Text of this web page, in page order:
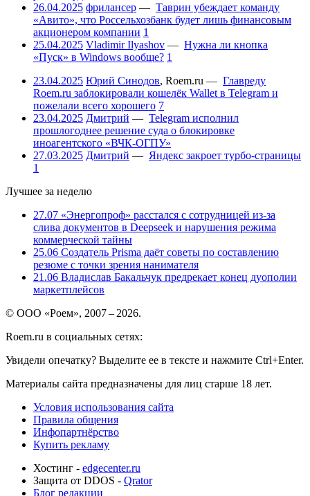
26.04.2025 фрилансер — Таврин убеждает команду
«Авито», что Россельхозбанк будет лишь финансовым
акционером компании 1
25.04.2025 Vladimir Ilyashov — Нужна ли кнопка
«Пуск» в Windows вообще? 1
23.04.2025 Юрий Синодов, Roem.ru — Главреду
Roem.ru заблокировали кошелёк Wallet в Telegram и
пожелали всего хорошего 7
23.04.2025 Дмитрий — Telegram исполнил
прошлогоднее решение суда о блокировке
иноагентского «ВЧК-ОГПУ»
27.03.2025 Дмитрий — Яндекс закроет турбо-страницы
1
Лучшее за неделю
27.07 «Энергопроф» расстался с сотрудницей из-за
слива документов в Deepseek и нарушения режима
коммерческой тайны
25.06 Создатель Prisma даёт советы по составлению
резюме с точки зрения нанимателя
21.06 Владислав Бакальчук предрекает конец дуополии
маркетплейсов
© ООО «Роем», 2007 – 2026.
Roem.ru в социальных сетях:
Увидели опечатку? Выделите ее в тексте и нажмите Ctrl+Enter.
Материалы сайта предназначены для лиц старше 18 лет.
Условия использования сайта
Правила общения
Инфопартнёрство
Купить рекламу
Хостинг - edgecenter.ru
Защита от DDOS - Qrator
Блог редакции